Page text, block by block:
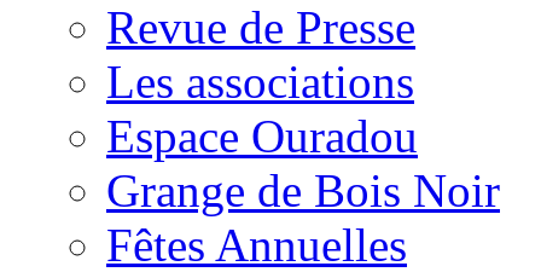
Revue de Presse
Les associations
Espace Ouradou
Grange de Bois Noir
Fêtes Annuelles